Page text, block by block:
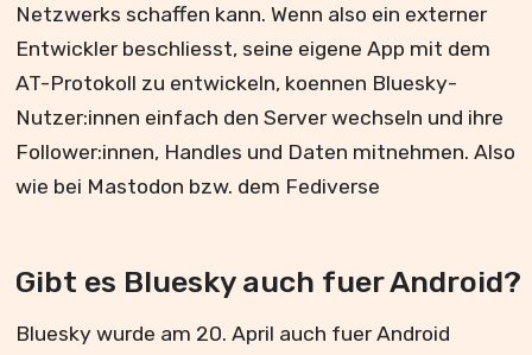
Netzwerks schaffen kann. Wenn also ein externer
Entwickler beschliesst, seine eigene App mit dem
AT-Protokoll zu entwickeln, koennen Bluesky-
Nutzer:innen einfach den Server wechseln und ihre
Follower:innen, Handles und Daten mitnehmen. Also
wie bei Mastodon bzw. dem Fediverse
Gibt es Bluesky auch fuer Android?
Bluesky wurde am 20. April auch fuer Android